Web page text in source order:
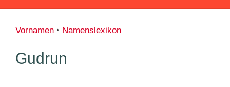
Vornamen ‣ Namenslexikon
Gudrun